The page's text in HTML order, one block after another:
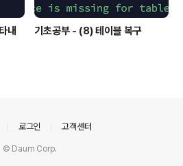
내
기초공부 - (8) 테이블 복구
로그인 고객센터
© Daum Corp.